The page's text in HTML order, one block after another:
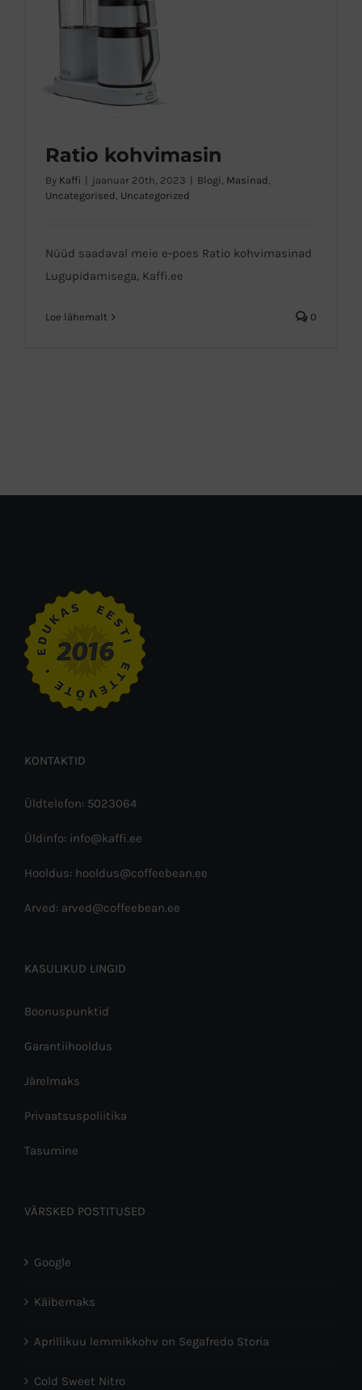
Ratio kohvimasin
By Kaffi jaanuar 20th, 2023 Blogi, Masinad,
Uncategorised, Uncategorized
Nüüd saadaval meie e-poes Ratio kohvimasinad
Lugupidamisega, Kaffi.ee
Loe lähemalt 0
KONTAKTID
Üldtelefon: 5023064
Üldinfo: info@kaffi.ee
Hooldus: hooldus@coffeebean.ee
Arved: arved@coffeebean.ee
KASULIKUD LINGID
Boonuspunktid
Garantiihooldus
Järelmaks
Privaatsuspoliitika
Tasumine
VÄRSKED POSTITUSED
Google
Käibemaks
Aprillikuu lemmikkohv on Segafredo Storia
Cold Sweet Nitro